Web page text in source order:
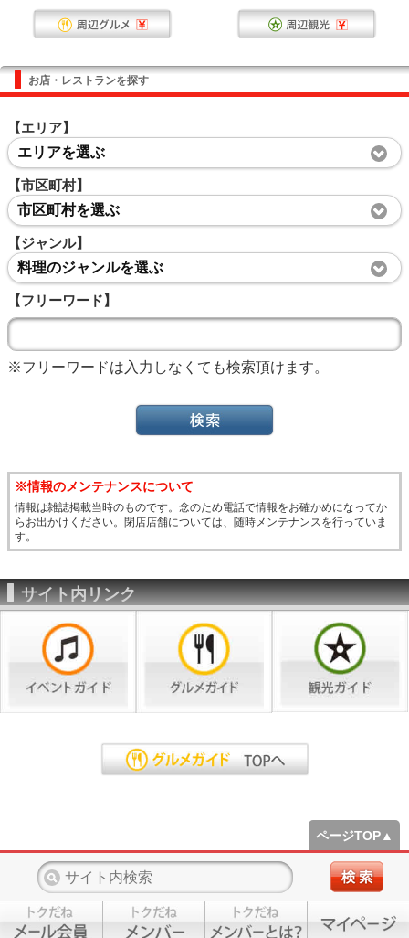
お店・レストランを探す
【エリア】
エリアを選ぶ
【市区町村】
市区町村を選ぶ
【ジャンル】
料理のジャンルを選ぶ
【フリーワード】
※フリーワードは入力しなくても検索頂けます。
※情報のメンテナンスについて
情報は雑誌掲載当時のものです。念のため電話で情報をお確かめになってか
らお出かけください。閉店店舗については、随時メンテナンスを行っていま
す。
サイト内リンク
ページTOP▲